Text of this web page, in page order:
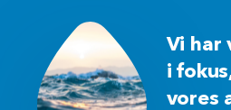
Vi har
i
vores